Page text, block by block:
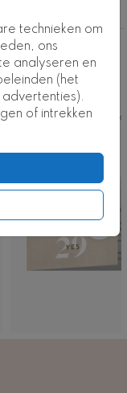
technieken om
ons
analyseren en
(het
of intrekken
ook